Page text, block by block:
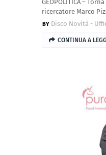
GEOPOLITICA –
ricercatore Marco
Disco Novità -
CONTINUA A